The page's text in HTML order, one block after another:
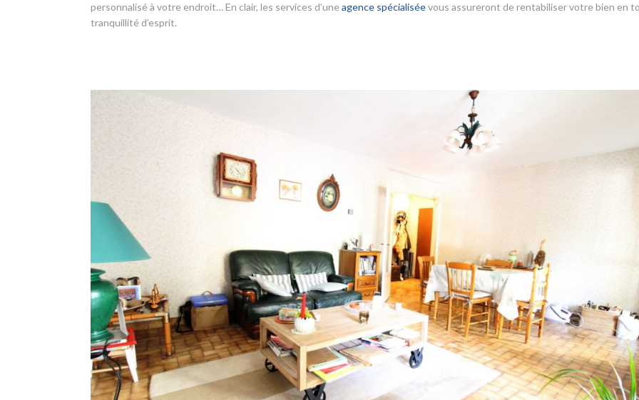
personnalisé à votre endroit… En clair, les services d’une agence spécialiséevous assureront de rentabiliser votre bien en
tranquillité d’esprit.